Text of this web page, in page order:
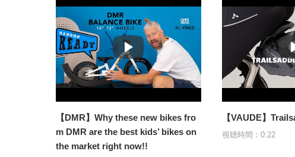
【DMR】Why these new bikes fro
m DMR are the best kids’ bikes on
the market right now!!
【VAUDE】
視聴時間：0:22